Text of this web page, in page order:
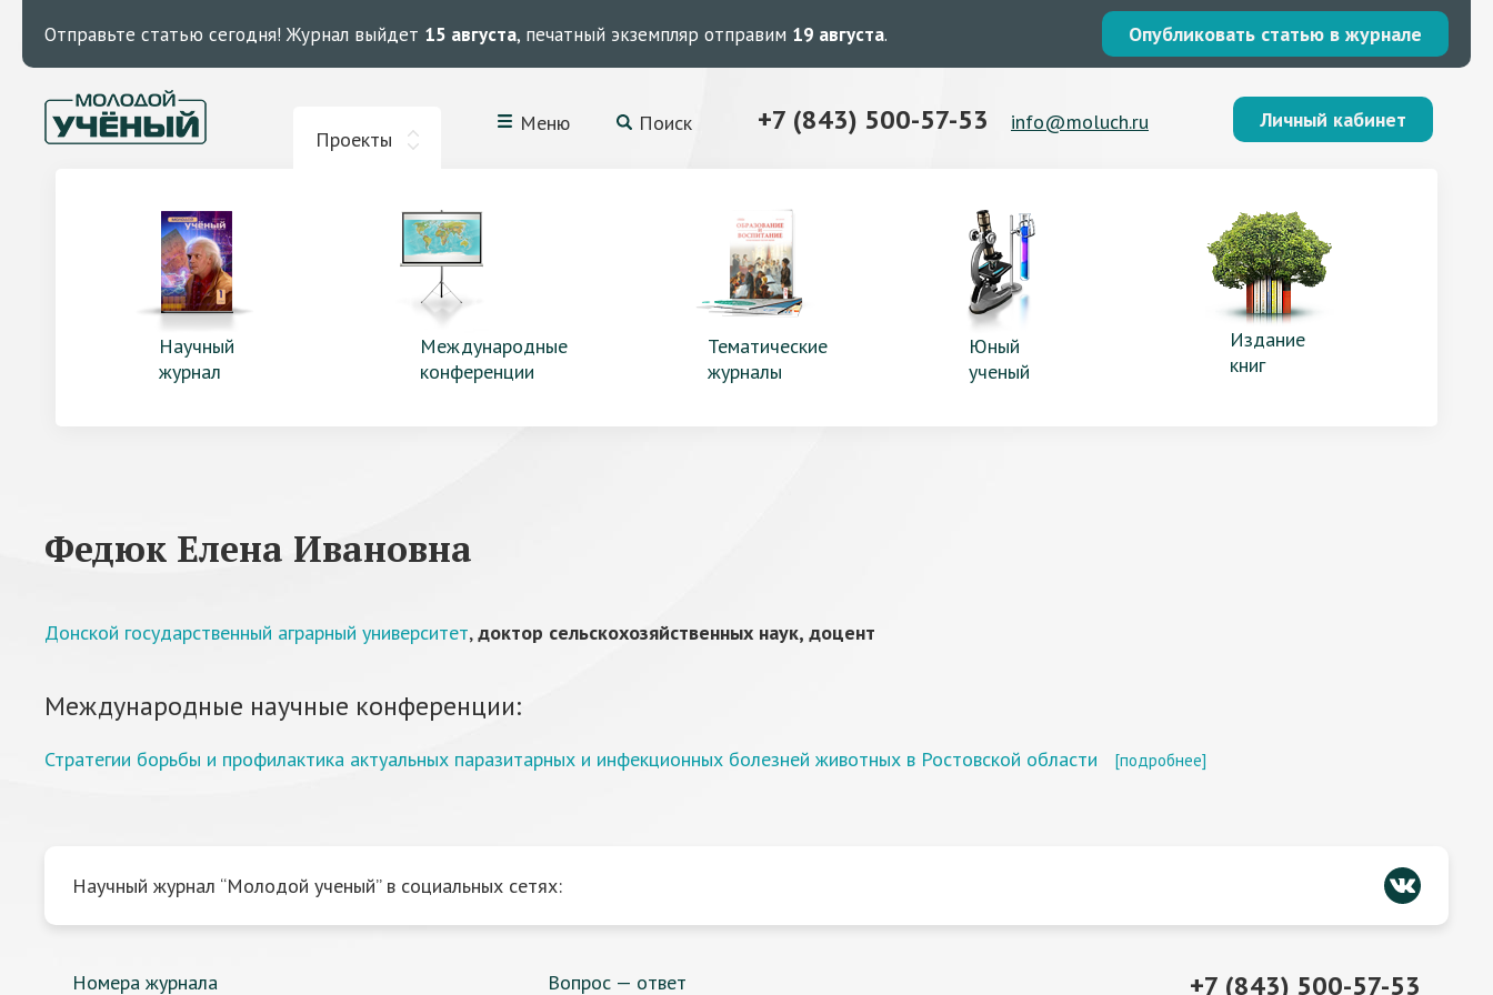
Отправьте статью сегодня! Журнал выйдет 15 августа, печатный экземпляр отправим 19 августа. Опубликовать статью в журнале
Проекты
Меню Поиск +7 (843) 500-57-53 info@moluch.ru Личный кабинет
Научный
журнал
Международные
конференции
Тематические
журналы
Юный
ученый
Издание
книг
Федюк Елена Ивановна
Донской государственный аграрный университет,доктор сельскохозяйственных наук, доцент
Международные научные конференции:
Стратегии борьбы и профилактика актуальных паразитарных и инфекционных болезней животных в Ростовской области [подробнее]
Научный журнал “Молодой ученый” в социальных сетях:
Номера журнала Вопрос — ответ +7 (843) 500-57-53